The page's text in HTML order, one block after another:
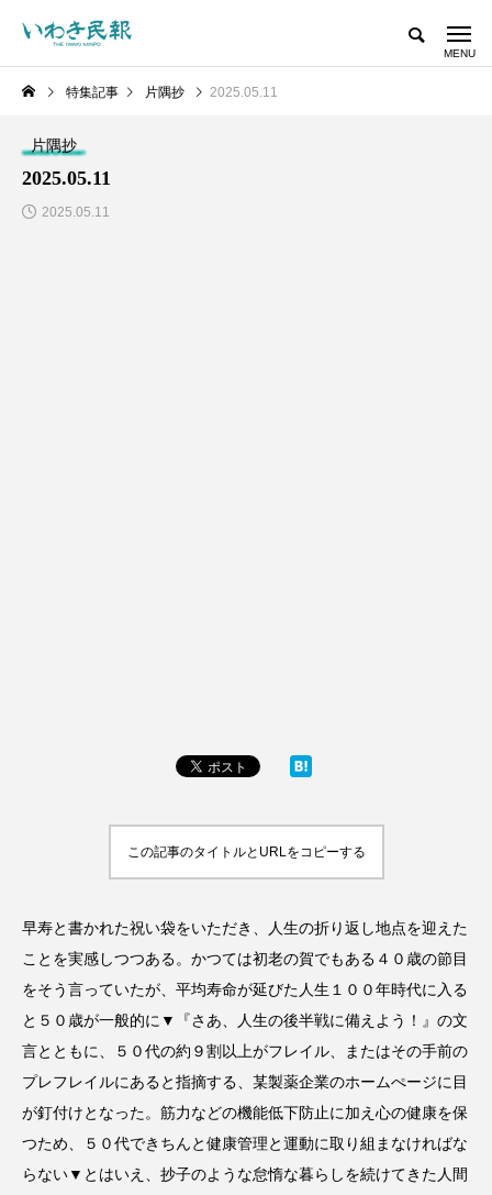
特集記事 片隅抄 2025.05.11
片隅抄
2025.05.11
2025.05.11
この記事のタイトルとURLをコピーする
早寿と書かれた祝い袋をいただき、人生の折り返し地点を迎えた
ことを実感しつつある。かつては初老の賀でもある４０歳の節目
をそう言っていたが、平均寿命が延びた人生１００年時代に入る
と５０歳が一般的に▼『さあ、人生の後半戦に備えよう！』の文
言とともに、５０代の約９割以上がフレイル、またはその手前の
プレフレイルにあると指摘する、某製薬企業のホームぺージに目
が釘付けとなった。筋力などの機能低下防止に加え心の健康を保
つため、５０代できちんと健康管理と運動に取り組まなければな
らない▼とはいえ、抄子のような怠惰な暮らしを続けてきた人間